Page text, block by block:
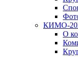
КИМО-
О